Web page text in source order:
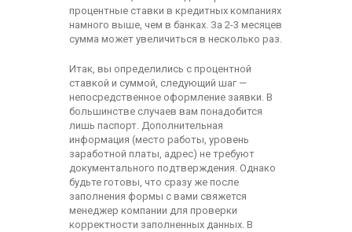
процентные ставки в кредитных компаниях
намного выше, чем в банках. За 2-3 месяцев
сумма может увеличиться в несколько раз.
Итак, вы определились с процентной
ставкой и суммой, следующий шаг —
непосредственное оформление заявки. В
большинстве случаев вам понадобится
лишь паспорт. Дополнительная
информация (место работы, уровень
заработной платы, адрес) не требуют
документального подтверждения. Однако
будьте готовы, что сразу же после
заполнения формы с вами свяжется
менеджер компании для проверки
корректности заполненных данных. В